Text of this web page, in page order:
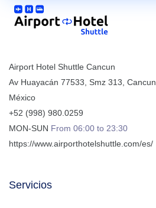
Airport Hotel Shuttle Cancun
Av Huayacán 77533, Smz 313 Cancun
México
+52 (998) 980.0259
MON-SUN From 06:00 to 23:30
https://www.airporthotelshuttle.com/es/
Servicios